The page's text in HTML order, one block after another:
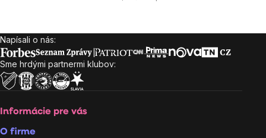
Zápätie
Napísali o nás:
Sme hrdými partnermi klubov:
Informácie pre vás
O firme